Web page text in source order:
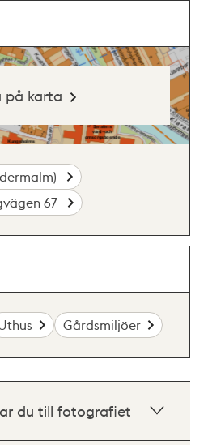
på karta
67
Gårdsmiljöer
du till fotografiet